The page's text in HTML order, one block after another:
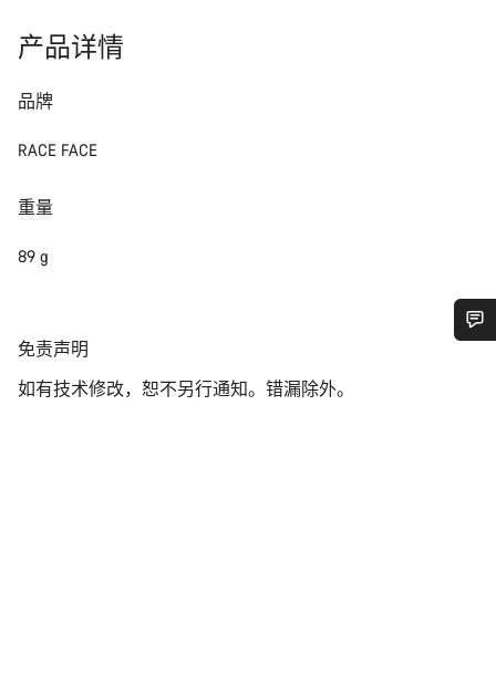
产品详情
品牌
RACE FACE
重量
89 g
免
声
免责声明
如有技术修改，恕不另行通知。错漏除外。
您需要帮助吗？